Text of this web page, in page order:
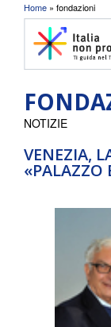
Tu sei qui
Home » fondazioni
VENEZIA,
«PALAZZO
NOTIZIE